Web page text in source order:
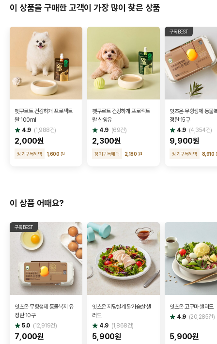
이 상품을 구매한 고객이 가장 많이 찾은 상품
펫쿠르트 건강하개 프로젝트
왈 100ml
별
점
4.9 (1,988건)
2,000원
정기구독혜택 1,600 원
펫쿠르트 건강하개 프로젝트
왈 산양유
별
점
4.9 (69건)
2,300원
정기구독혜택 2,180 원
구독BEST
잇츠온 무항생제 동물
정란 15구
별
점
4.9 (4,354건)
9,900원
정기구독혜택 8,910
이 상품 어때요?
구독BEST
잇츠온 무항생제 동물복지 유
정란 10구
별
점
5.0 (12,919건)
7,000원
잇츠온 저당설계 닭가슴살 샐
러드
별
점
4.9 (1,868건)
5,900원
잇츠온 고구마 샐러드
별
점
4.9 (20,285건)
5,900원